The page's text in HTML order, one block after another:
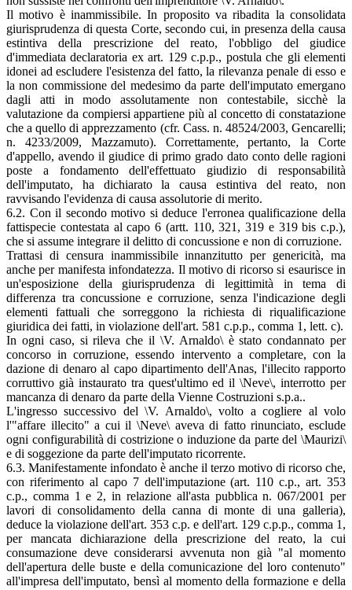
Il motivo è inammissibile. In proposito va ribadita la consolidata
giurisprudenza di questa Corte, secondo cui, in presenza della causa
estintiva della prescrizione del reato, l'obbligo del giudice
d'immediata declaratoria ex art. 129 c.p.p., postula che gli elementi
idonei ad escludere l'esistenza del fatto, la rilevanza penale di esso e
la non commissione del medesimo da parte dell'imputato emergano
dagli atti in modo assolutamente non contestabile, sicchè la
valutazione da compiersi appartiene più al concetto di constatazione
che a quello di apprezzamento (cfr. Cass. n. 48524/2003, Gencarelli;
n. 4233/2009, Mazzamuto). Correttamente, pertanto, la Corte
d'appello, avendo il giudice di primo grado dato conto delle ragioni
poste a fondamento dell'effettuato giudizio di responsabilità
dell'imputato, ha dichiarato la causa estintiva del reato, non
ravvisando l'evidenza di causa assolutorie di merito.
6.2. Con il secondo motivo si deduce l'erronea qualificazione della
fattispecie contestata al capo 6 (artt. 110, 321, 319 e 319 bis c.p.),
che si assume integrare il delitto di concussione e non di corruzione.
Trattasi di censura inammissibile innanzitutto per genericità, ma
anche per manifesta infondatezza. Il motivo di ricorso si esaurisce in
un'esposizione della giurisprudenza di legittimità in tema di
differenza tra concussione e corruzione, senza l'indicazione degli
elementi fattuali che sorreggono la richiesta di riqualificazione
giuridica dei fatti, in violazione dell'art. 581 c.p.p., comma 1, lett. c).
In ogni caso, si rileva che il \V. Arnaldo\ è stato condannato per
concorso in corruzione, essendo intervento a completare, con la
dazione di denaro al capo dipartimento dell'Anas, l'illecito rapporto
corruttivo già instaurato tra quest'ultimo ed il \Neve\, interrotto per
mancanza di denaro da parte della Vienne Costruzioni s.p.a..
L'ingresso successivo del \V. Arnaldo\, volto a cogliere al volo
l'"affare illecito" a cui il \Neve\ aveva di fatto rinunciato, esclude
ogni configurabilità di costrizione o induzione da parte del \Maurizi\
e di soggezione da parte dell'imputato ricorrente.
6.3. Manifestamente infondato è anche il terzo motivo di ricorso che,
con riferimento al capo 7 dell'imputazione (art. 110 c.p., art. 353
c.p., comma 1 e 2, in relazione all'asta pubblica n. 067/2001 per
lavori di consolidamento della canna di monte di una galleria),
deduce la violazione dell'art. 353 c.p. e dell'art. 129 c.p.p., comma 1,
per mancata dichiarazione della prescrizione del reato, la cui
consumazione deve considerarsi avvenuta non già "al momento
dell'apertura delle buste e della comunicazione del loro contenuto"
all'impresa dell'imputato, bensì al momento della formazione e della